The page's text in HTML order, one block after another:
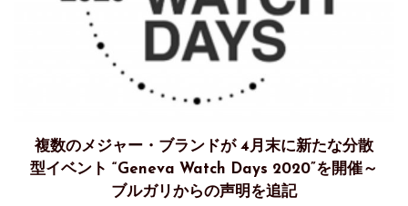
複数のメジャー・ブランドが 4月末に新たな分散
型イベント “Geneva Watch Days 2020”を開催～
ブルガリからの声明を追記